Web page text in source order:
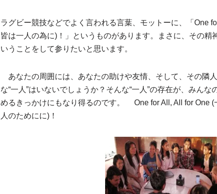
ラグビー競技などでよく言われる言葉、モットーに、「One
皆は一人の為に)！」というものがあります。まさに、その
いうことをして参りたいと思います。
あなたの周囲には、あなたの助けや友情、そして、その隣
な“一人”はいないでしょうか？そんな“一人”の存在が、みん
めるきっかけにもなり得るのです。 One for All, All for One (
人のためにに)！